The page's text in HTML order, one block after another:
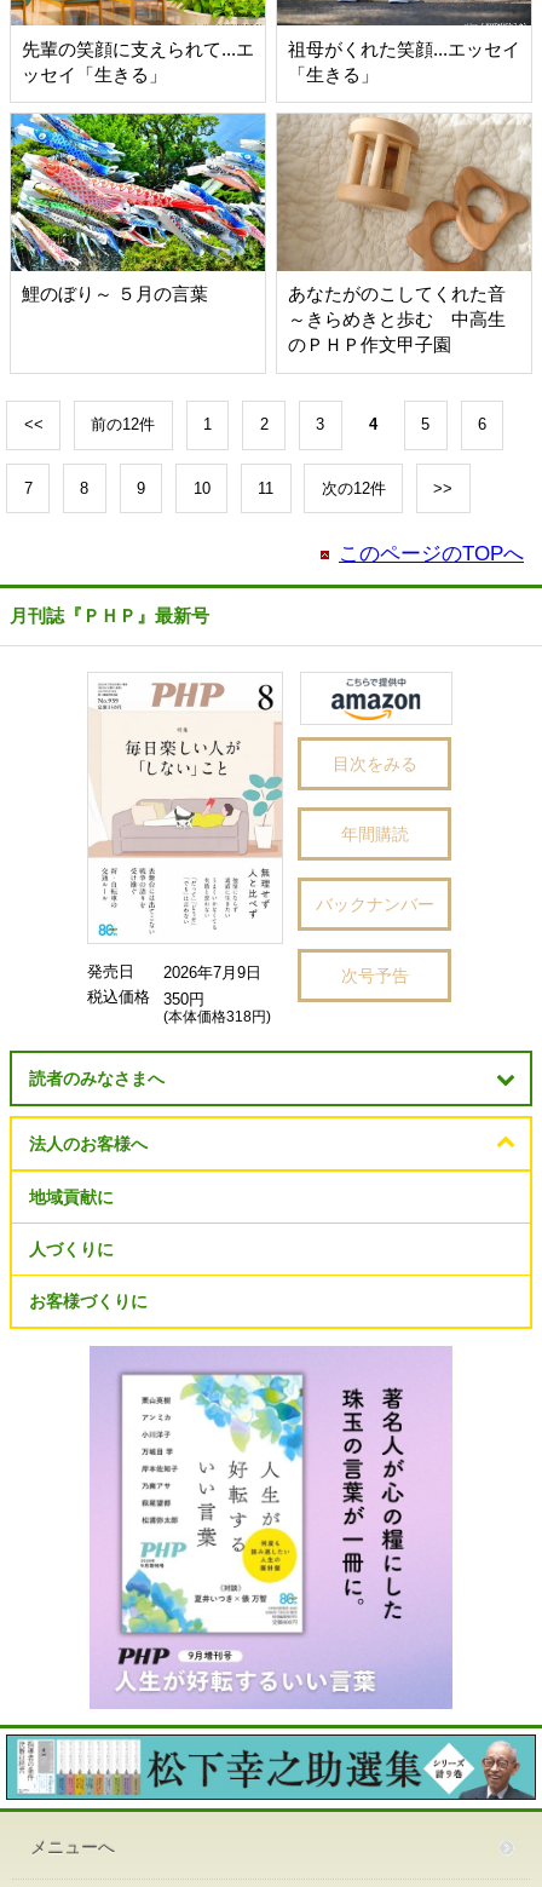
先輩の笑顔に支えられて...エ
ッセイ「生きる」
祖母がくれた笑顔...エッセイ
「生きる」
鯉のぼり～ ５月の言葉
あなたがのこしてくれた音
～きらめきと歩む 中高生
のＰＨＰ作文甲子園
<< 前の12件 1 2 3 4 5 6
7 8 9 10 11 次の12件 >>
このページのTOPへ
月刊誌『ＰＨＰ』最新号
発売日
2026年7月9日
税込価格
350円
(本体価格318円)
目次をみる
年間購読
バックナンバー
次号予告
読者のみなさまへ
法人のお客様へ
地域貢献に
人づくりに
お客様づくりに
メニューへ